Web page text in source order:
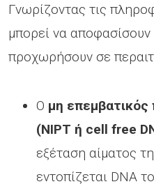
Γνωρίζοντας τις
μπορεί να
προχωρήσουν σε
Ο μη επεμβατικός
(NIPT ή cell free
εξέταση αίματος
εντοπίζεται DNA